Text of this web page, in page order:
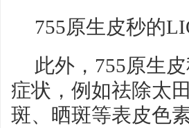
755原生皮秒的
此外，755原生
症状，例如祛除太
斑、晒斑等表皮色